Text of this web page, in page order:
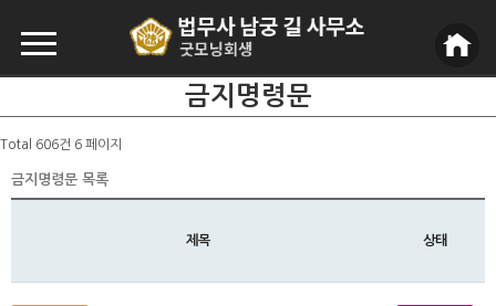
금지명령문
Total 606건 6 페이지
금지명령문 목록
제목 상태